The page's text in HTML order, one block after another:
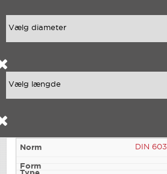
DIN 603